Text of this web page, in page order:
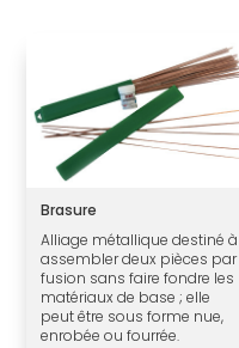
Brasure
Alliage métallique destiné à
assembler deux pièces par
fusion sans faire fondre les
matériaux de base ; elle
peut être sous forme nue,
enrobée ou fourrée.